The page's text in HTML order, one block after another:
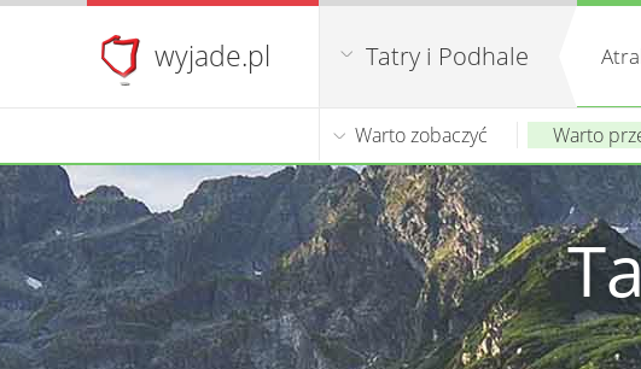
wyjade.pl Tatry i Podhale
Warto zobaczyć Warto